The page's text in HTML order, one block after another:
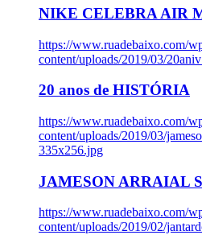
NIKE CELEBRA AIR
https://www.ruadebaixo.com/
content/uploads/2019/03/
20 anos de HISTÓRIA
https://www.ruadebaixo.com/
content/uploads/2019/03/
335x256.jpg
JAMESON ARRAIAL
https://www.ruadebaixo.com/
content/uploads/2019/02/